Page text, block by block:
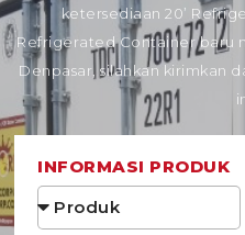
ketersediaan 20’
Refrigerated Container baru
Denpasar, silahkan kirimkan
INFORMASI PRODUK